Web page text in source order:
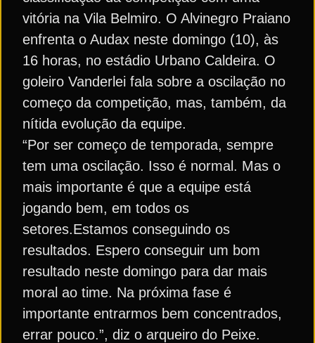
vitória na Vila Belmiro. O Alvinegro Praiano
enfrenta o Audax neste domingo (10), às
16 horas, no estádio Urbano Caldeira. O
goleiro Vanderlei fala sobre a oscilação no
começo da competição, mas, também, da
nítida evolução da equipe.
“Por ser começo de temporada, sempre
tem uma oscilação. Isso é normal. Mas o
mais importante é que a equipe está
jogando bem, em todos os
setores.Estamos conseguindo os
resultados. Espero conseguir um bom
resultado neste domingo para dar mais
moral ao time. Na próxima fase é
importante entrarmos bem concentrados,
errar pouco.”, diz o arqueiro do Peixe.